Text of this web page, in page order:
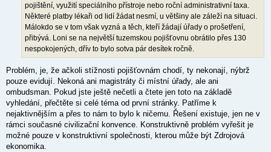
pojištění, využití speciálního přístroje nebo roční administrativní taxa.
Některé platby lékaři od lidí žádat nesmí, u většiny ale záleží na situaci.
Málokdo se v tom však vyzná a těch, kteří žádají úřady o prošetření,
přibývá. Loni se na největší tuzemskou pojišťovnu obrátilo přes 130
nespokojených, dřív to bylo sotva pár desítek ročně.
Problém, je, že ačkoli stížnosti pojišťovnám chodí, ty nekonají, nýbrž
pouze evidují. Nekoná ani magistráty či místní úřady, ale ani
ombudsman. Pokud jste ještě nečetli a čtete jen toto na základě
vyhledání, přečtěte si celé téma od první stránky. Patříme k
nejaktivnějším a přes to nám to bylo k ničemu. Řešení existuje, jen ne v
rámci současné civilizační konvence. Konstruktivně problém vyřešit je
možné pouze v konstruktivní společnosti, kterou může být Zdrojová
ekonomika.